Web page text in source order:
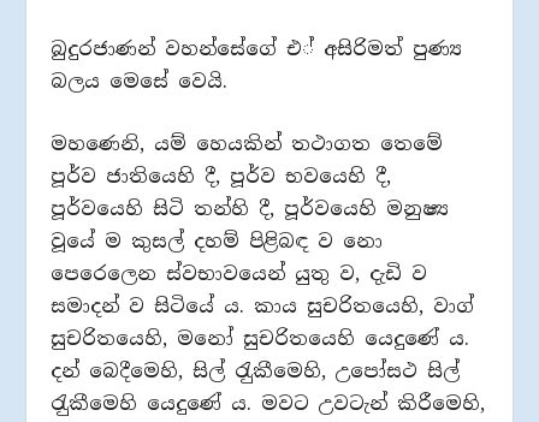
බුදුරජාණන් වහන්සේගේ එ් අසිරිමත් පුණ්‍ය
බලය මෙසේ වෙයි.
මහණෙනි, යම් හෙයකින් තථාගත තෙමේ
පූර්ව ජාතියෙහි දී, පූර්ව භවයෙහි දී,
පූර්වයෙහි සිටි තන්හි දී, පූර්වයෙහි මනුෂ්‍ය
වූයේ ම කුසල් දහම් පිළිබඳ ව නො
පෙරෙලෙන ස්වභාවයෙන් යුතු ව, දැඩි ව
සමාදන් ව සිටියේ ය. කාය සුචරිතයෙහි, වාග්
සුචරිතයෙහි, මනෝ සුචරිතයෙහි යෙදුණේ ය.
දන් බෙදීමෙහි, සිල් රැුකීමෙහි, උපෝසථ සිල්
රැුකීමෙහි යෙදුණේ ය. මවට උවටැන් කිරීමෙහි,